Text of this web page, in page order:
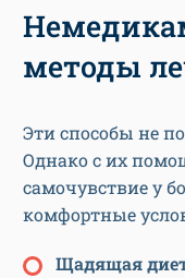
методы
Эти способы не
Однако с их
самочувствие у
комфортные
Щадящая